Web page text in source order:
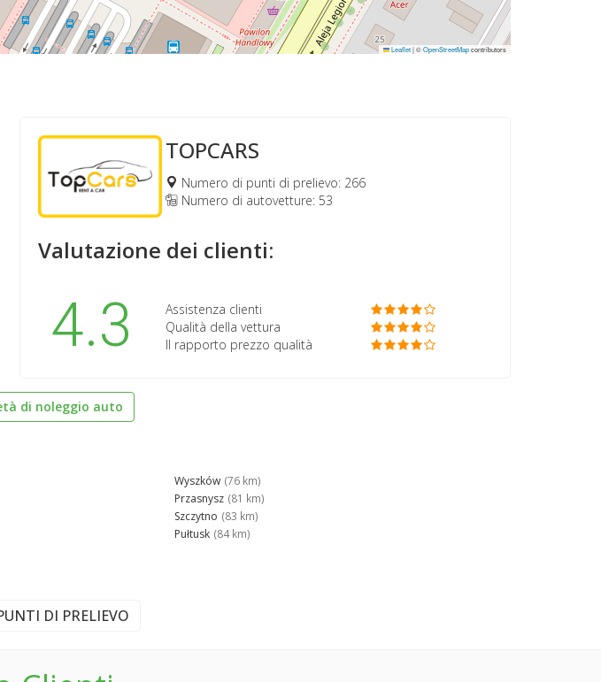
Leaflet|©OpenStreetMapcontributors
TOPCARS
Numero di punti di prelievo: 266
Numero di autovetture: 53
Valutazione dei clienti:
4.3
Assistenza clienti
Qualità della vettura
Il rapporto prezzo qualità
di noleggio auto
Wyszków (76 km)
Przasnysz (81 km)
Szczytno (83 km)
Pułtusk (84 km)
DI PRELIEVO